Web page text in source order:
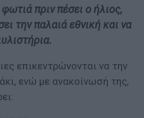
πριν πέσει ο ήλιος,
την παλαιά εθνική και να
επικεντρώνονται να την
ενώ με ανακοίνωσή της,